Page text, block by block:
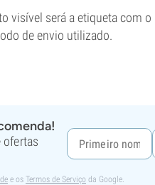
visível será a etiqueta com
de envio utilizado.
ofertas
e os Termos de Serviço da Google.